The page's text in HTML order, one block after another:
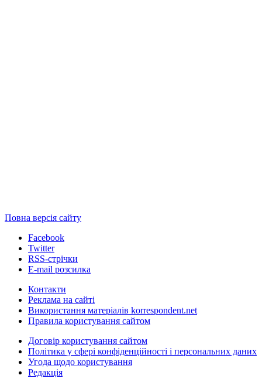
Повна версія сайту
Facebook
Twitter
RSS-стрічки
E-mail розсилка
Контакти
Реклама на сайті
Використання матеріалів korrespondent.net
Правила користування сайтом
Договір користування сайтом
Політика у сфері конфіденційності і персональних даних
Угода щодо користування
Редакція